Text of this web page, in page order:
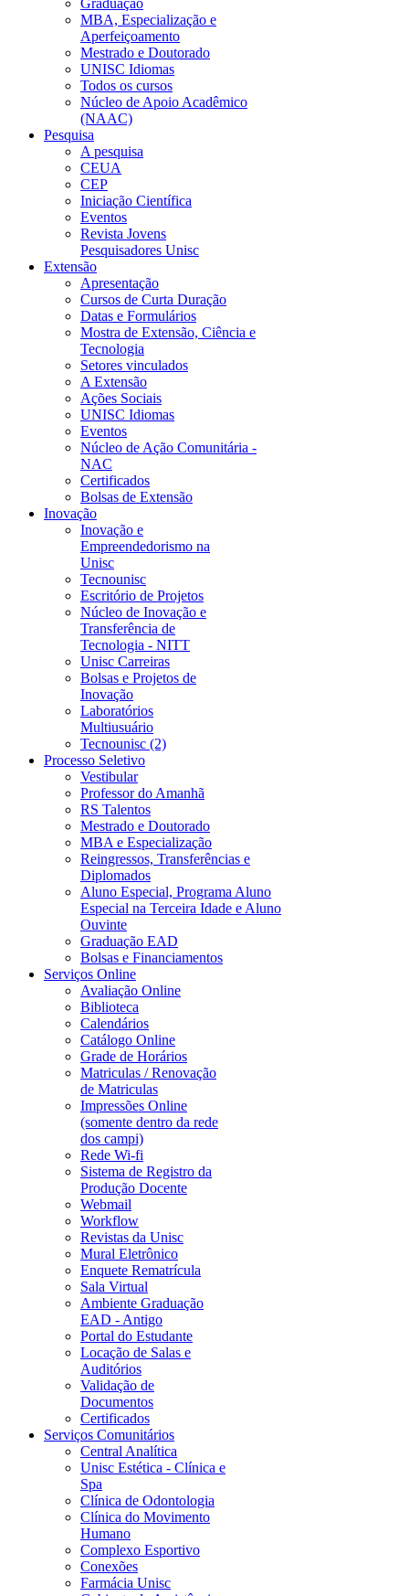
Graduação
MBA, Especialização e
Aperfeiçoamento
Mestrado e Doutorado
UNISC Idiomas
Todos os cursos
Núcleo de Apoio Acadêmico
(NAAC)
Pesquisa
A pesquisa
CEUA
CEP
Iniciação Científica
Eventos
Revista Jovens
Pesquisadores Unisc
Extensão
Apresentação
Cursos de Curta Duração
Datas e Formulários
Mostra de Extensão, Ciência e
Tecnologia
Setores vinculados
A Extensão
Ações Sociais
UNISC Idiomas
Eventos
Núcleo de Ação Comunitária -
NAC
Certificados
Bolsas de Extensão
Inovação
Inovação e
Empreendedorismo na
Unisc
Tecnounisc
Escritório de Projetos
Núcleo de Inovação e
Transferência de
Tecnologia - NITT
Unisc Carreiras
Bolsas e Projetos de
Inovação
Laboratórios
Multiusuário
Tecnounisc (2)
Processo Seletivo
Vestibular
Professor do Amanhã
RS Talentos
Mestrado e Doutorado
MBA e Especialização
Reingressos, Transferências e
Diplomados
Aluno Especial, Programa Aluno
Especial na Terceira Idade e Aluno
Ouvinte
Graduação EAD
Bolsas e Financiamentos
Serviços Online
Avaliação Online
Biblioteca
Calendários
Catálogo Online
Grade de Horários
Matriculas / Renovação
de Matriculas
Impressões Online
(somente dentro da rede
dos campi)
Rede Wi-fi
Sistema de Registro da
Produção Docente
Webmail
Workflow
Revistas da Unisc
Mural Eletrônico
Enquete Rematrícula
Sala Virtual
Ambiente Graduação
EAD - Antigo
Portal do Estudante
Locação de Salas e
Auditórios
Validação de
Documentos
Certificados
Serviços Comunitários
Central Analítica
Unisc Estética - Clínica e
Spa
Clínica de Odontologia
Clínica do Movimento
Humano
Complexo Esportivo
Conexões
Farmácia Unisc